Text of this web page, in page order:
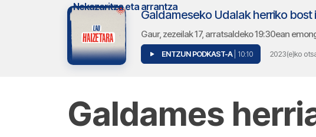
Nekazaritza eta arrantza
Galdameseko Udalak herriko bost
Gaur, zezeilak 17, arratsaldeko 19:30ean
ENTZUN PODKAST-A | 10:10 2023(e)ko
Galdames